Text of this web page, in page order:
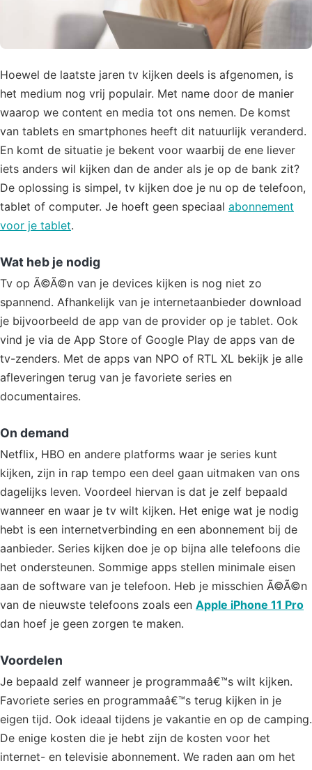
Hoewel de laatste jaren tv kijken deels is afgenomen, is
het medium nog vrij populair. Met name door de manier
waarop we content en media tot ons nemen. De komst
van tablets en smartphones heeft dit natuurlijk veranderd.
En komt de situatie je bekent voor waarbij de ene liever
iets anders wil kijken dan de ander als je op de bank zit?
De oplossing is simpel, tv kijken doe je nu op de telefoon,
tablet of computer. Je hoeft geen speciaal abonnement
voor je tablet.
Wat heb je nodig
Tv op Ã©Ã©n van je devices kijken is nog niet zo
spannend. Afhankelijk van je internetaanbieder download
je bijvoorbeeld de app van de provider op je tablet. Ook
vind je via de App Store of Google Play de apps van de
tv-zenders. Met de apps van NPO of RTL XL bekijk je alle
afleveringen terug van je favoriete series en
documentaires.
On demand
Netflix, HBO en andere platforms waar je series kunt
kijken, zijn in rap tempo een deel gaan uitmaken van ons
dagelijks leven. Voordeel hiervan is dat je zelf bepaald
wanneer en waar je tv wilt kijken. Het enige wat je nodig
hebt is een internetverbinding en een abonnement bij de
aanbieder. Series kijken doe je op bijna alle telefoons die
het ondersteunen. Sommige apps stellen minimale eisen
aan de software van je telefoon. Heb je misschien Ã©Ã©n
van de nieuwste telefoons zoals een Apple iPhone 11 Pro
dan hoef je geen zorgen te maken.
Voordelen
Je bepaald zelf wanneer je programmaâ€™s wilt kijken.
Favoriete series en programmaâ€™s terug kijken in je
eigen tijd. Ook ideaal tijdens je vakantie en op de camping.
De enige kosten die je hebt zijn de kosten voor het
internet- en televisie abonnement. We raden aan om het